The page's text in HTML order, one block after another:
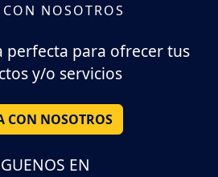
NOSOTROS
perfecta para ofrecer tus
y/o servicios
CON NOSOTROS
EN